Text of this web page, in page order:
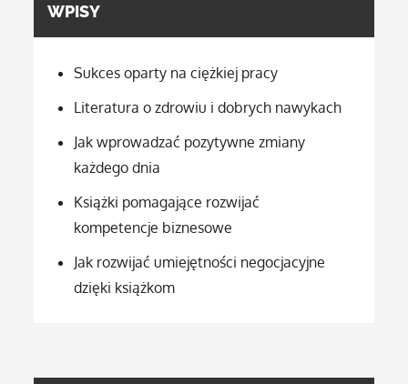
WPISY
Sukces oparty na ciężkiej pracy
Literatura o zdrowiu i dobrych nawykach
Jak wprowadzać pozytywne zmiany
każdego dnia
Książki pomagające rozwijać
kompetencje biznesowe
Jak rozwijać umiejętności negocjacyjne
dzięki książkom